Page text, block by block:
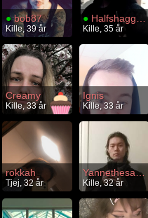
●bob87
Kille, 39 år
● Halfshagged
Kille, 35 år
Creamy
Kille, 33 år
Ignis
Kille, 33 år
rokkah
Tjej, 32 år
Yannethesaftig
Kille, 32 år